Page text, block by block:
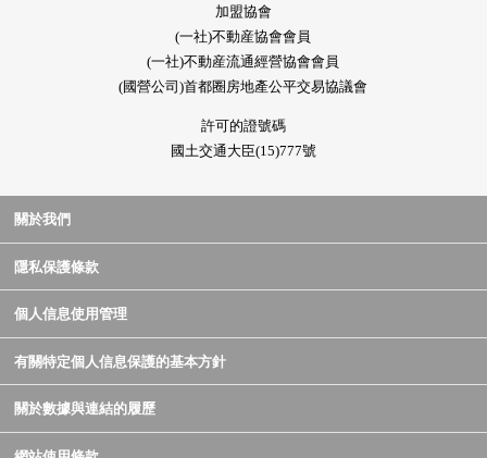
加盟協會
(一社)不動産協會會員
(一社)不動産流通經營協會會員
(國營公司)首都圈房地產公平交易協議會
許可的證號碼
國土交通大臣(15)777號
關於我們
隱私保護條款
個人信息使用管理
有關特定個人信息保護的基本方針
關於數據與連結的履歷